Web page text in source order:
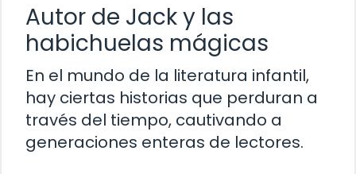
Autor de Jack y las
habichuelas mágicas
En el mundo de la literatura infantil,
hay ciertas historias que perduran a
través del tiempo, cautivando a
generaciones enteras de lectores.